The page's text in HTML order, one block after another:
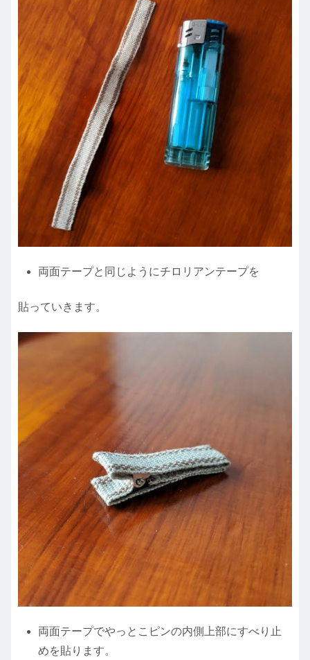
両面テープと同じようにチロリアンテープを
貼っていきます。
両面テープでやっとこピンの内側上部にすべり止
めを貼ります。